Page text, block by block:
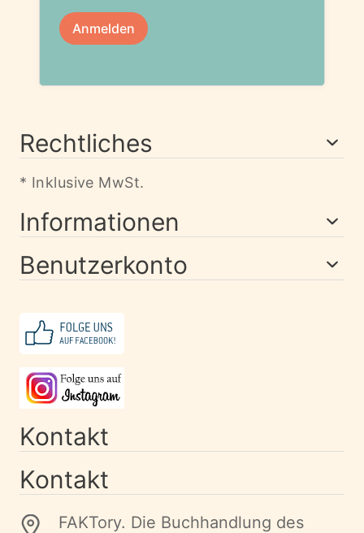
Rechtliches
* Inklusive MwSt.
Informationen
Benutzerkonto
Kontakt
Kontakt
FAKTory. Die Buchhandlung des